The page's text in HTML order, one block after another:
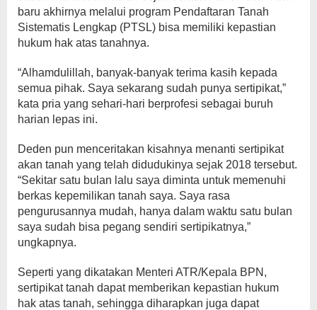
baru akhirnya melalui program Pendaftaran Tanah
Sistematis Lengkap (PTSL) bisa memiliki kepastian
hukum hak atas tanahnya.
“Alhamdulillah, banyak-banyak terima kasih kepada
semua pihak. Saya sekarang sudah punya sertipikat,”
kata pria yang sehari-hari berprofesi sebagai buruh
harian lepas ini.
Deden pun menceritakan kisahnya menanti sertipikat
akan tanah yang telah didudukinya sejak 2018 tersebut.
“Sekitar satu bulan lalu saya diminta untuk memenuhi
berkas kepemilikan tanah saya. Saya rasa
pengurusannya mudah, hanya dalam waktu satu bulan
saya sudah bisa pegang sendiri sertipikatnya,”
ungkapnya.
Seperti yang dikatakan Menteri ATR/Kepala BPN,
sertipikat tanah dapat memberikan kepastian hukum
hak atas tanah, sehingga diharapkan juga dapat